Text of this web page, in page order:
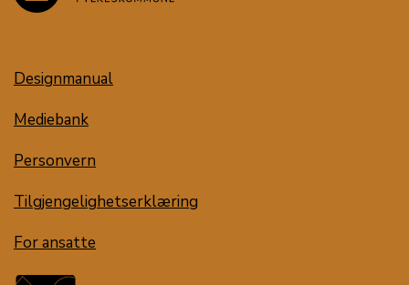
Designmanual
Mediebank
Personvern
Tilgjengelighetserklæring
For ansatte